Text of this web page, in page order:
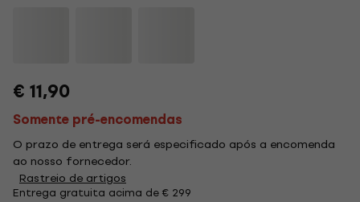
€ 11,90
Somente pré-encomendas
O prazo de entrega será especificado após a encomenda
ao nosso fornecedor.
Rastreio de artigos
Entrega gratuita acima de € 299